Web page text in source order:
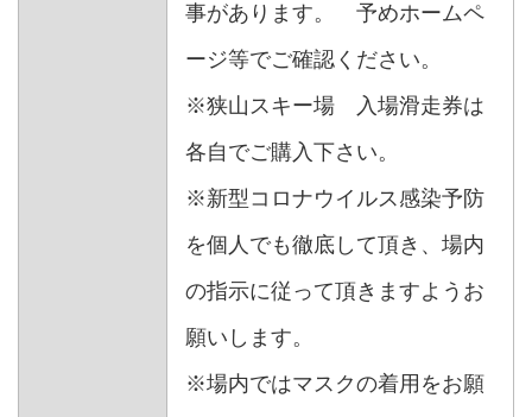
事があります。 予めホームペ
ージ等でご確認ください。
※狭山スキー場 入場滑走券は
各自でご購入下さい。
※新型コロナウイルス感染予防
を個人でも徹底して頂き、場内
の指示に従って頂きますようお
願いします。
※場内ではマスクの着用をお願